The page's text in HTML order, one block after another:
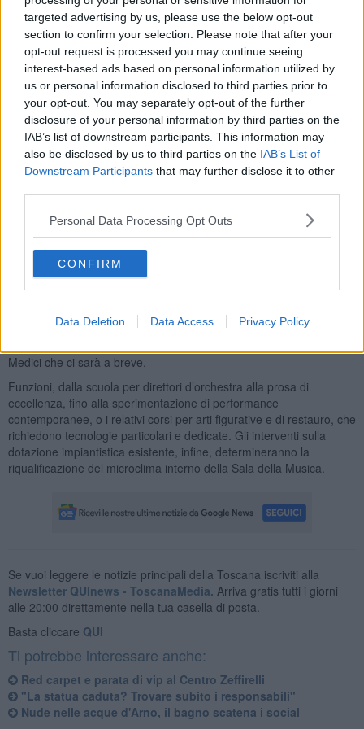
targeted advertising by us, please use the below opt-out
section to confirm your selection. Please note that after your
opt-out request is processed you may continue seeing
interest-based ads based on personal information utilized by
us or personal information disclosed to third parties prior to
your opt-out. You may separately opt-out of the further
disclosure of your personal information by third parties on the
IAB’s list of downstream participants. This information may
also be disclosed by us to third parties on the IAB’s List of
Downstream Participants that may further disclose it to other
Personal Data Processing Opt Outs
CONFIRM
Data Deletion Data Access Privacy Policy
completato questo grandioso progetto iniziato già da alcuni anni e
che ora vede andare a posto l’ultimo tassello. Al posto di un
contenitore vuoto avremo un palazzo polifunzionale dedicato
all’arte, alla musica, alla cultura e alla formazione completamente
riqualificato sia all’esterno che all’interno pronto ad accogliere
visitatori e fiorentini per progetti e iniziative di qualità”.
Il progetto, coordinato dal servizio Belle Arti e Fabbrica di Palazzo
Vecchio, prevede il restauro delle facciate e coperture di piazza
San Firenze, via dell'Anguillara, via Filippina e borgo de' Greci.
In programma anche l'adeguamento normativo e funzionale e la
riqualificazione degli impianti condominiali, la bonifica e
l'adeguamento funzionale interno del piano seminterrato,
l'adeguamento funzionale dei locali del secondo e terzo piano non
assegnati.
Interventi fondamentali per le nuove funzioni all’interno del
complesso della Fondazione Zeffirelli con archivio e museo e
Medici che ci sarà a breve.
Funzioni, dalla scuola per direttori d’orchestra alla prosa di
eccellenza, fino alla sperimentazione di performance
contemporanee, o i relativi corsi per arti figurative e di restauro, che
richiedono tecnologie particolari e dedicate. Gli interventi sulla
dotazione impiantistica esistente, infine, determineranno la
riqualificazione del microclima interno della Sala della Musica.
Se vuoi leggere le notizie principali della Toscana iscriviti alla
Newsletter QUInews - ToscanaMedia. Arriva gratis tutti i giorni
alle 20:00 direttamente nella tua casella di posta.
Basta cliccare QUI
Ti potrebbe interessare anche:
Red carpet e parata di vip al Centro Zeffirelli
"La statua caduta? Trovare subito i responsabili"
Nude nelle acque d'Arno, il bagno scatena i social